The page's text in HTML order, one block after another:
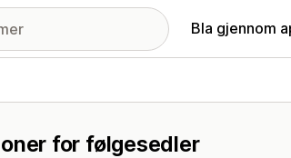
Bla gjennom
for følgesedler